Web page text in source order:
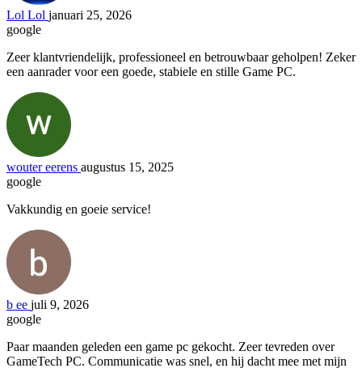
Lol Lol januari 25, 2026
google
Zeer klantvriendelijk, professioneel en betrouwbaar geholpen! Zeker
een aanrader voor een goede, stabiele en stille Game PC.
wouter eerens augustus 15, 2025
google
Vakkundig en goeie service!
b ee juli 9, 2026
google
Paar maanden geleden een game pc gekocht. Zeer tevreden over
GameTech PC. Communicatie was snel, en hij dacht mee met mijn